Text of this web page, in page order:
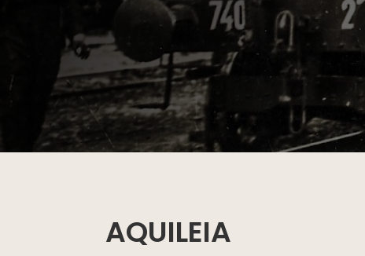
AQUILEIA